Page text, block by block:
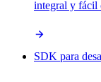
integral y fácil
SDK para